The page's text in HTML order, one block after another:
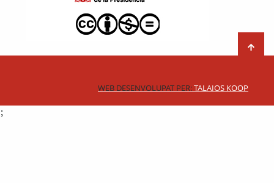
WEB DESENVOLUPAT PER:TALAIOS KOOP
;